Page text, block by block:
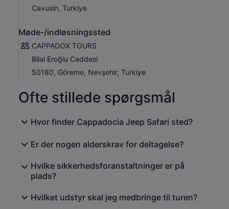
Cavusin, Turkiye
Møde-/indløsningssted
CAPPADOX TOURS
Bilal Eroğlu Caddesi
50180, Göreme, Nevşehir, Turkiye
Ofte stillede spørgsmål
Hvor finder Cappadocia Jeep Safari sted?
Er der nogen alderskrav for deltagelse?
Hvilke sikkerhedsforanstaltninger er på
plads?
Hvilket udstyr skal jeg medbringe til turen?